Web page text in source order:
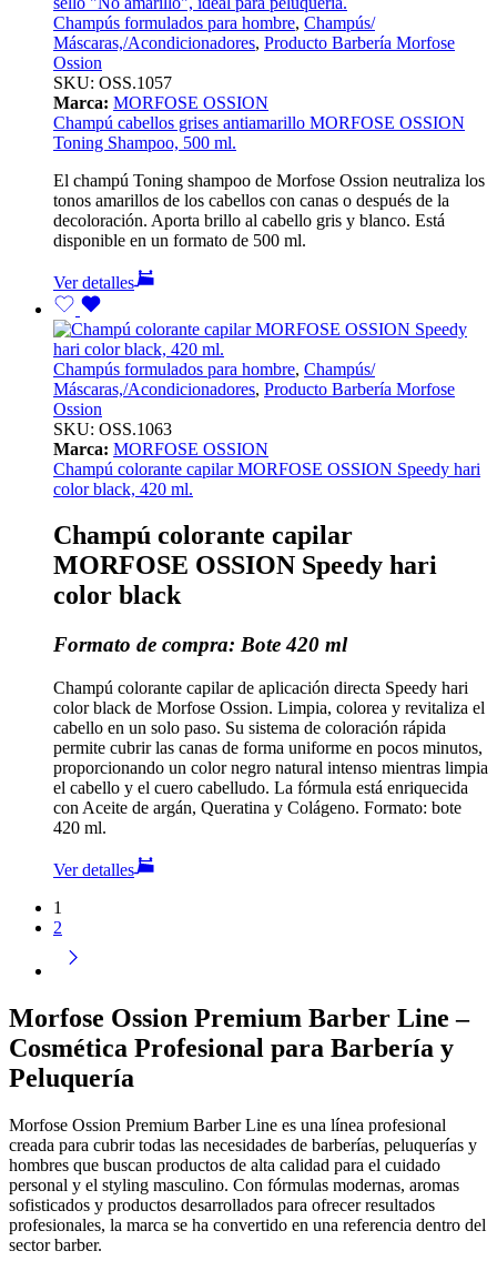
Champús formulados para hombre, Champús/
Máscaras,/Acondicionadores, Producto Barbería Morfose
Ossion
SKU: OSS.1057
Marca: MORFOSE OSSION
Champú cabellos grises antiamarillo MORFOSE OSSION
Toning Shampoo, 500 ml.
El champú Toning shampoo de Morfose Ossion neutraliza los
tonos amarillos de los cabellos con canas o después de la
decoloración. Aporta brillo al cabello gris y blanco. Está
disponible en un formato de 500 ml.
Ver detalles
Champús formulados para hombre, Champús/
Máscaras,/Acondicionadores, Producto Barbería Morfose
Ossion
SKU: OSS.1063
Marca: MORFOSE OSSION
Champú colorante capilar MORFOSE OSSION Speedy hari
color black, 420 ml.
Champú colorante capilar
MORFOSE OSSION Speedy hari
color black
Formato de compra: Bote 420 ml
Champú colorante capilar de aplicación directa Speedy hari
color black de Morfose Ossion. Limpia, colorea y revitaliza el
cabello en un solo paso. Su sistema de coloración rápida
permite cubrir las canas de forma uniforme en pocos minutos,
proporcionando un color negro natural intenso mientras limpia
el cabello y el cuero cabelludo. La fórmula está enriquecida
con Aceite de argán, Queratina y Colágeno. Formato: bote
420 ml.
Ver detalles
1
2
Morfose Ossion Premium Barber Line –
Cosmética Profesional para Barbería y
Peluquería
Morfose Ossion Premium Barber Line es una línea profesional
creada para cubrir todas las necesidades de barberías, peluquerías y
hombres que buscan productos de alta calidad para el cuidado
personal y el styling masculino. Con fórmulas modernas, aromas
sofisticados y productos desarrollados para ofrecer resultados
profesionales, la marca se ha convertido en una referencia dentro del
sector barber.